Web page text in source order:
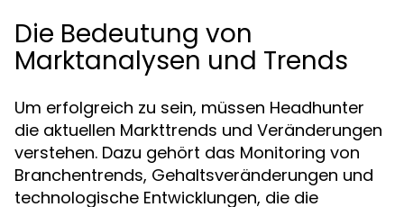
Die Bedeutung von
Marktanalysen und Trends
Um erfolgreich zu sein, müssen Headhunter
die aktuellen Markttrends und Veränderungen
verstehen. Dazu gehört das Monitoring von
Branchentrends, Gehaltsveränderungen und
technologische Entwicklungen, die die